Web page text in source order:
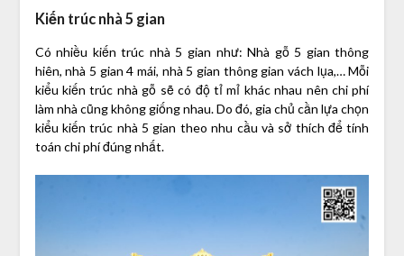
Kiến trúc nhà 5 gian
Có nhiều kiến trúc nhà 5 gian như: Nhà gỗ 5 gian thông
hiên, nhà 5 gian 4 mái, nhà 5 gian thông gian vách lụa,… Mỗi
kiểu kiến trúc nhà gỗ sẽ có độ tỉ mỉ khác nhau nên chi phí
làm nhà cũng không giống nhau. Do đó, gia chủ cần lựa chọn
kiểu kiến trúc nhà 5 gian theo nhu cầu và sở thích để tính
toán chi phí đúng nhất.